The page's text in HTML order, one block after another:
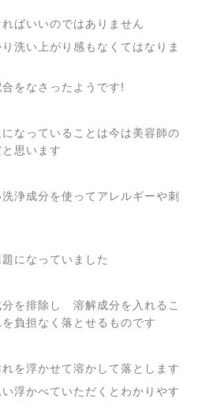
ばいいのではありません
洗い上がり感もなくてはなりま
をなさったようです!
なっていることは今は美容師の
思います
浄成分を使ってアレルギーや刺
になっていました
を排除し 溶解成分を入れるこ
負担なく落とせるものです
を浮かせて溶かして落とします
浮かべていただくとわかりやす